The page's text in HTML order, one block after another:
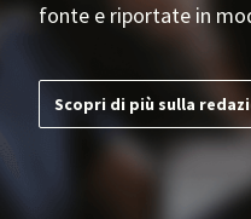
fonte e riportate in
Scopri di più sulla